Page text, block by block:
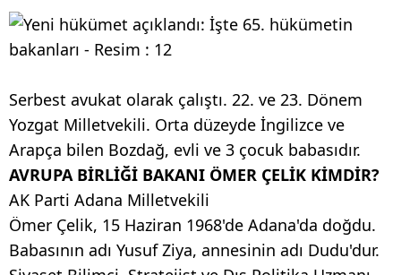
Serbest avukat olarak çalıştı. 22. ve 23. Dönem
Yozgat Milletvekili. Orta düzeyde İngilizce ve
Arapça bilen Bozdağ, evli ve 3 çocuk babasıdır.
AVRUPA BİRLİĞİ BAKANI ÖMER ÇELİK KİMDİR?
AK Parti Adana Milletvekili
Ömer Çelik, 15 Haziran 1968'de Adana'da doğdu.
Babasının adı Yusuf Ziya, annesinin adı Dudu'dur.